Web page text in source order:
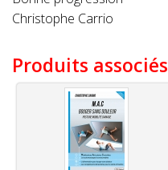
Christophe Carrio
Produits associés